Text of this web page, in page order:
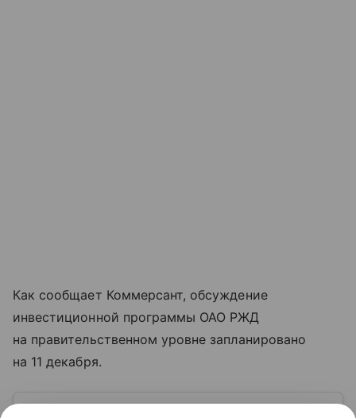
Как сообщает Коммерсант, обсуждение
инвестиционной программы ОАО РЖД
на правительственном уровне запланировано
на 11 декабря.